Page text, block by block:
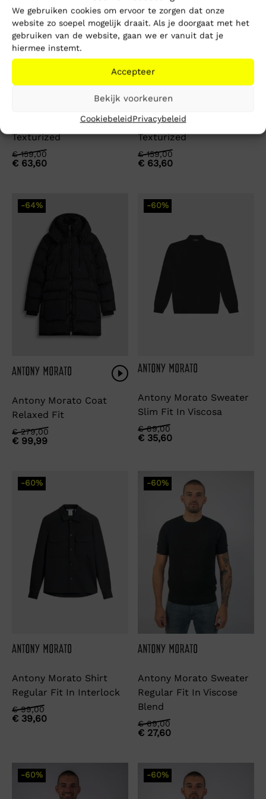
We gebruiken cookies om ervoor te zorgen dat onze
website zo soepel mogelijk draait. Als je doorgaat met het
gebruiken van de website, gaan we er vanuit dat je
hiermee instemt.
Accepteer
Bekijk voorkeuren
CookiebeleidPrivacybeleid
Brunt In Suede Reptile
Texturized
€159,00
Oorspronkelijke
prijs
€ 63,60
Huidige
prijs
Brunt In Suede Reptile
Texturized
€159,00
Oorspronkelijke
prijs
€ 63,60
Huidige
prijs
-64%
Antony Morato Coat
Relaxed Fit
€279,00
Oorspronkelijke
prijs
€ 99,99
Huidige
prijs
-60%
Antony Morato Sweater
Slim Fit In Viscosa
€89,00
Oorspronkelijke
prijs
€ 35,60
Huidige
prijs
-60%
Antony Morato Shirt
Regular Fit In Interlock
€99,00
Oorspronkelijke
prijs
€ 39,60
Huidige
prijs
-60%
Antony Morato Sweater
Regular Fit In Viscose
Blend
€69,00
Oorspronkelijke
prijs
€ 27,60
Huidige
prijs
-60% -60%